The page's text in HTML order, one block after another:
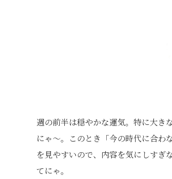
週の前半は穏やかな運気。特に大き
にゃ〜。このとき「今の時代に合わ
を見やすいので、内容を気にしすぎ
てにゃ。